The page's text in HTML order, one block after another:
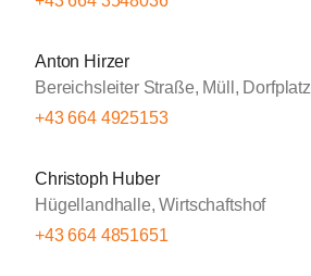
Anton Hirzer
Bereichsleiter Straße, Müll,
+43 664 4925153
Christoph Huber
Hügellandhalle, Wirtschaftshof
+43 664 4851651